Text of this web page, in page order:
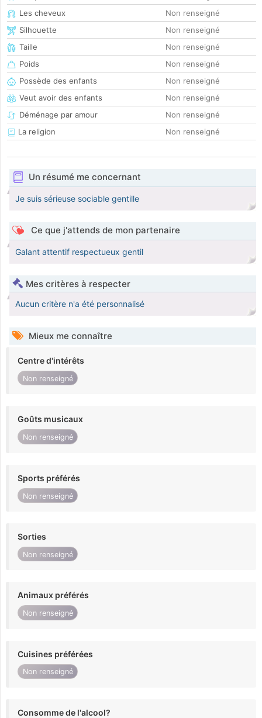
Les cheveux
Non renseigné
Silhouette
Non renseigné
Taille
Non renseigné
Poids
Non renseigné
Possède des enfants
Non renseigné
Veut avoir des enfants
Non renseigné
Déménage par amour
Non renseigné
La religion
Non renseigné
Un résumé me concernant
Je suis sérieuse sociable gentille
Ce que j'attends de mon partenaire
Galant attentif respectueux gentil
Mes critères à respecter
Aucun critère n'a été personnalisé
Mieux me connaître
Centre d'intérêts
Non renseigné
Goûts musicaux
Non renseigné
Sports préférés
Non renseigné
Sorties
Non renseigné
Animaux préférés
Non renseigné
Cuisines préférées
Non renseigné
Consomme de l'alcool?